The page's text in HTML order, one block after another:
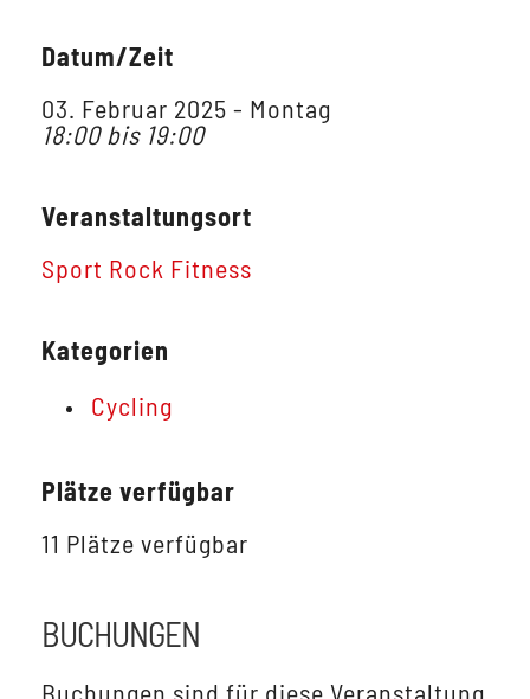
Datum/Zeit
03. Februar 2025 - Montag
18:00 bis 19:00
Veranstaltungsort
Sport Rock Fitness
Kategorien
Cycling
Plätze verfügbar
11 Plätze verfügbar
BUCHUNGEN
Buchungen sind für diese Veranstaltung